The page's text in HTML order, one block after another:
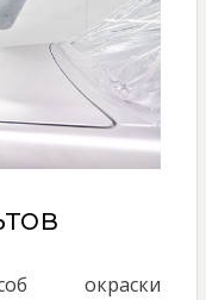
окраски